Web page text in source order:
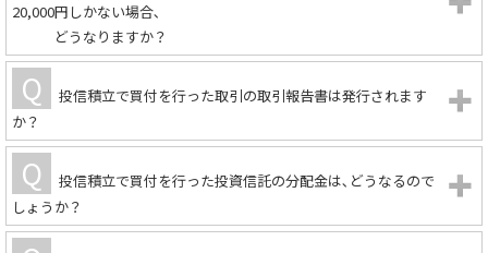
20,000円しかない場合､
どうなりますか？
投信積立で買付を行った取引の取引報告書は発行されます
か？
投信積立で買付を行った投資信託の分配金は､どうなるので
しょうか？